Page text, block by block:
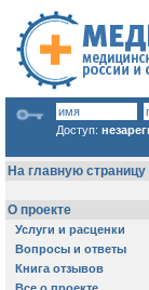
Доступ: